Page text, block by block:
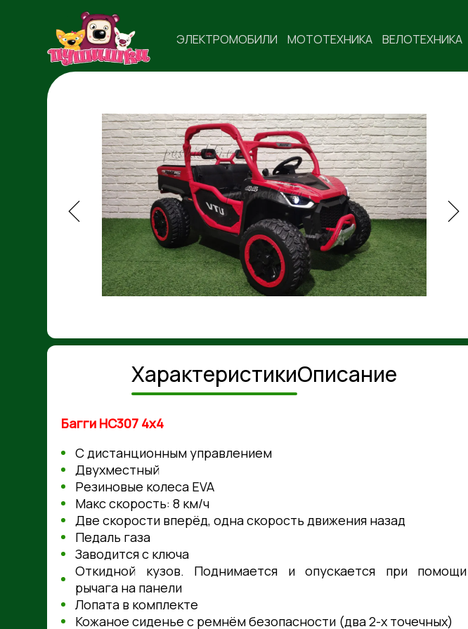
ЭЛЕКТРОМОБИЛИ МОТОТЕХНИКА ВЕЛОТЕХНИКА
ХарактеристикиОписание
Багги НС307 4х4
С дистанционным управлением
Двухместный
Резиновые колеса EVA
Макс скорость: 8 км/ч
Две скорости вперёд, одна скорость движения назад
Педаль газа
Заводится с ключа
Откидной кузов. Поднимается и опускается при помощи
рычага на панели
Лопата в комплекте
Кожаное сиденье с ремнём безопасности (два 2-х точечных)